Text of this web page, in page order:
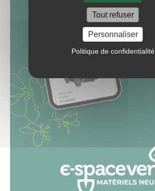
Tout refuser
Personnaliser
Politique de confidentialité